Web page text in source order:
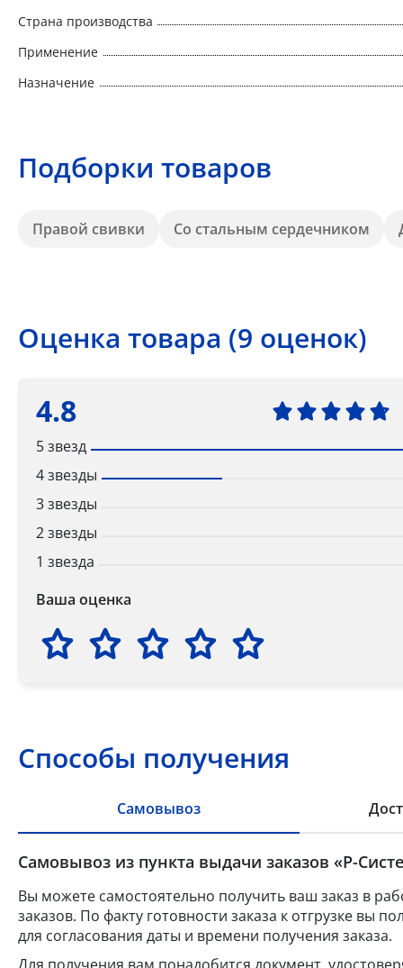
Страна производства
Применение
Назначение
Подборки товаров
Правой свивки Со стальным сердечником
Оценка товара (9 оценок)
4.8
5 звезд
4 звезды
3 звезды
2 звезды
1 звезда
Ваша оценка
Способы получения
Самовывоз
Самовывоз из пункта выдачи заказов «Р-
Вы можете самостоятельно получить ваш заказ в
заказов. По факту готовности заказа к отгрузке вы
для согласования даты и времени получения заказа.